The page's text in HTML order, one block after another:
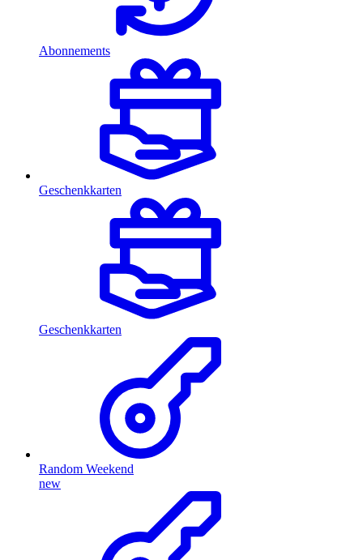
Abonnements
Geschenkkarten
Geschenkkarten
Random Weekend
new